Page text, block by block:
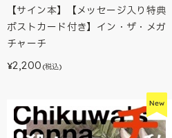
【サイン本】【メッセージ入り特典
ポストカード付き】イン・ザ・メガ
チャーチ
¥2,200 (税込)